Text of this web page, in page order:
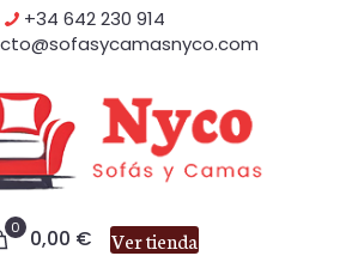
+34 642 230 914
0 0,00 € Ver tienda